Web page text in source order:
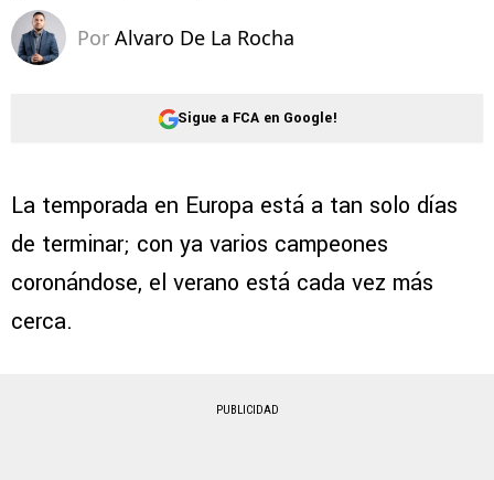
Por Alvaro De La Rocha
Sigue a FCA en Google!
La temporada en Europa está a tan solo días
de terminar; con ya varios campeones
coronándose, el verano está cada vez más
cerca.
PUBLICIDAD